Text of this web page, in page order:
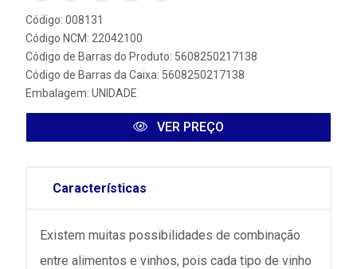
Código: 008131
Código NCM: 22042100
Código de Barras do Produto: 5608250217138
Código de Barras da Caixa: 5608250217138
Embalagem: UNIDADE
VER PREÇO
Características
Existem muitas possibilidades de combinação
entre alimentos e vinhos, pois cada tipo de vinho